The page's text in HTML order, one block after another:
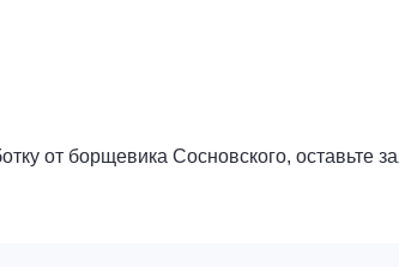
от борщевика Сосновского, оставьте